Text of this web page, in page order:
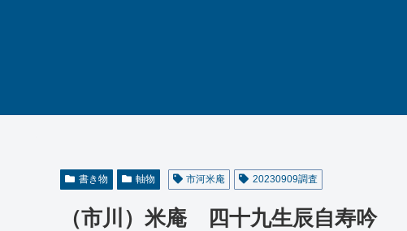
書き物 軸物 市河米庵 20230909調査
（市川）米庵 四十九生辰自寿吟